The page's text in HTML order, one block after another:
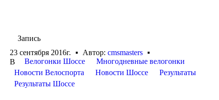
Запись
23 сентября 2016г.
Автор: cmsmasters
В
Велогонки Шоссе
Многодневные велогонки
Новости Велоспорта
Новости Шоссе
Результаты
Результаты Шоссе